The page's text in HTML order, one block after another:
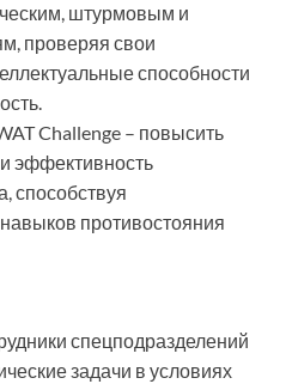
штурмовым и
проверяя свои
способности
Challenge – повысить
эффективность
способствуя
противостояния
спецподразделений
задачи в условиях